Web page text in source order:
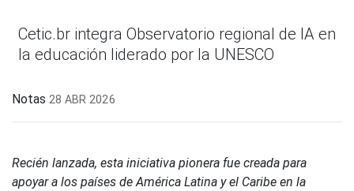
Cetic.br integra Observatorio regional de IA en
la educación liderado por la UNESCO
Notas 28 ABR 2026
Recién lanzada, esta iniciativa pionera fue creada para
apoyar a los países de América Latina y el Caribe en la